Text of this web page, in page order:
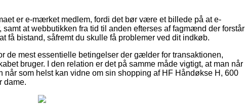
er e-mærket medlem, fordi det bør være et billede på at e-
at webbutikken fra tid til anden efterses af fagmænd der forstår
få bistand, såfremt du skulle få problemer ved dit indkøb.
de mest essentielle betingelser der gælder for transaktionen,
bruger. I den relation er det på samme måde vigtigt, at man når
når som helst kan vidne om sin shopping af HF Håndøkse H, 600
dame.